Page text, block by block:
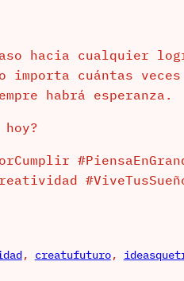
hacia cualquier
cuántas
habrá esperanza.
, creatufuturo,